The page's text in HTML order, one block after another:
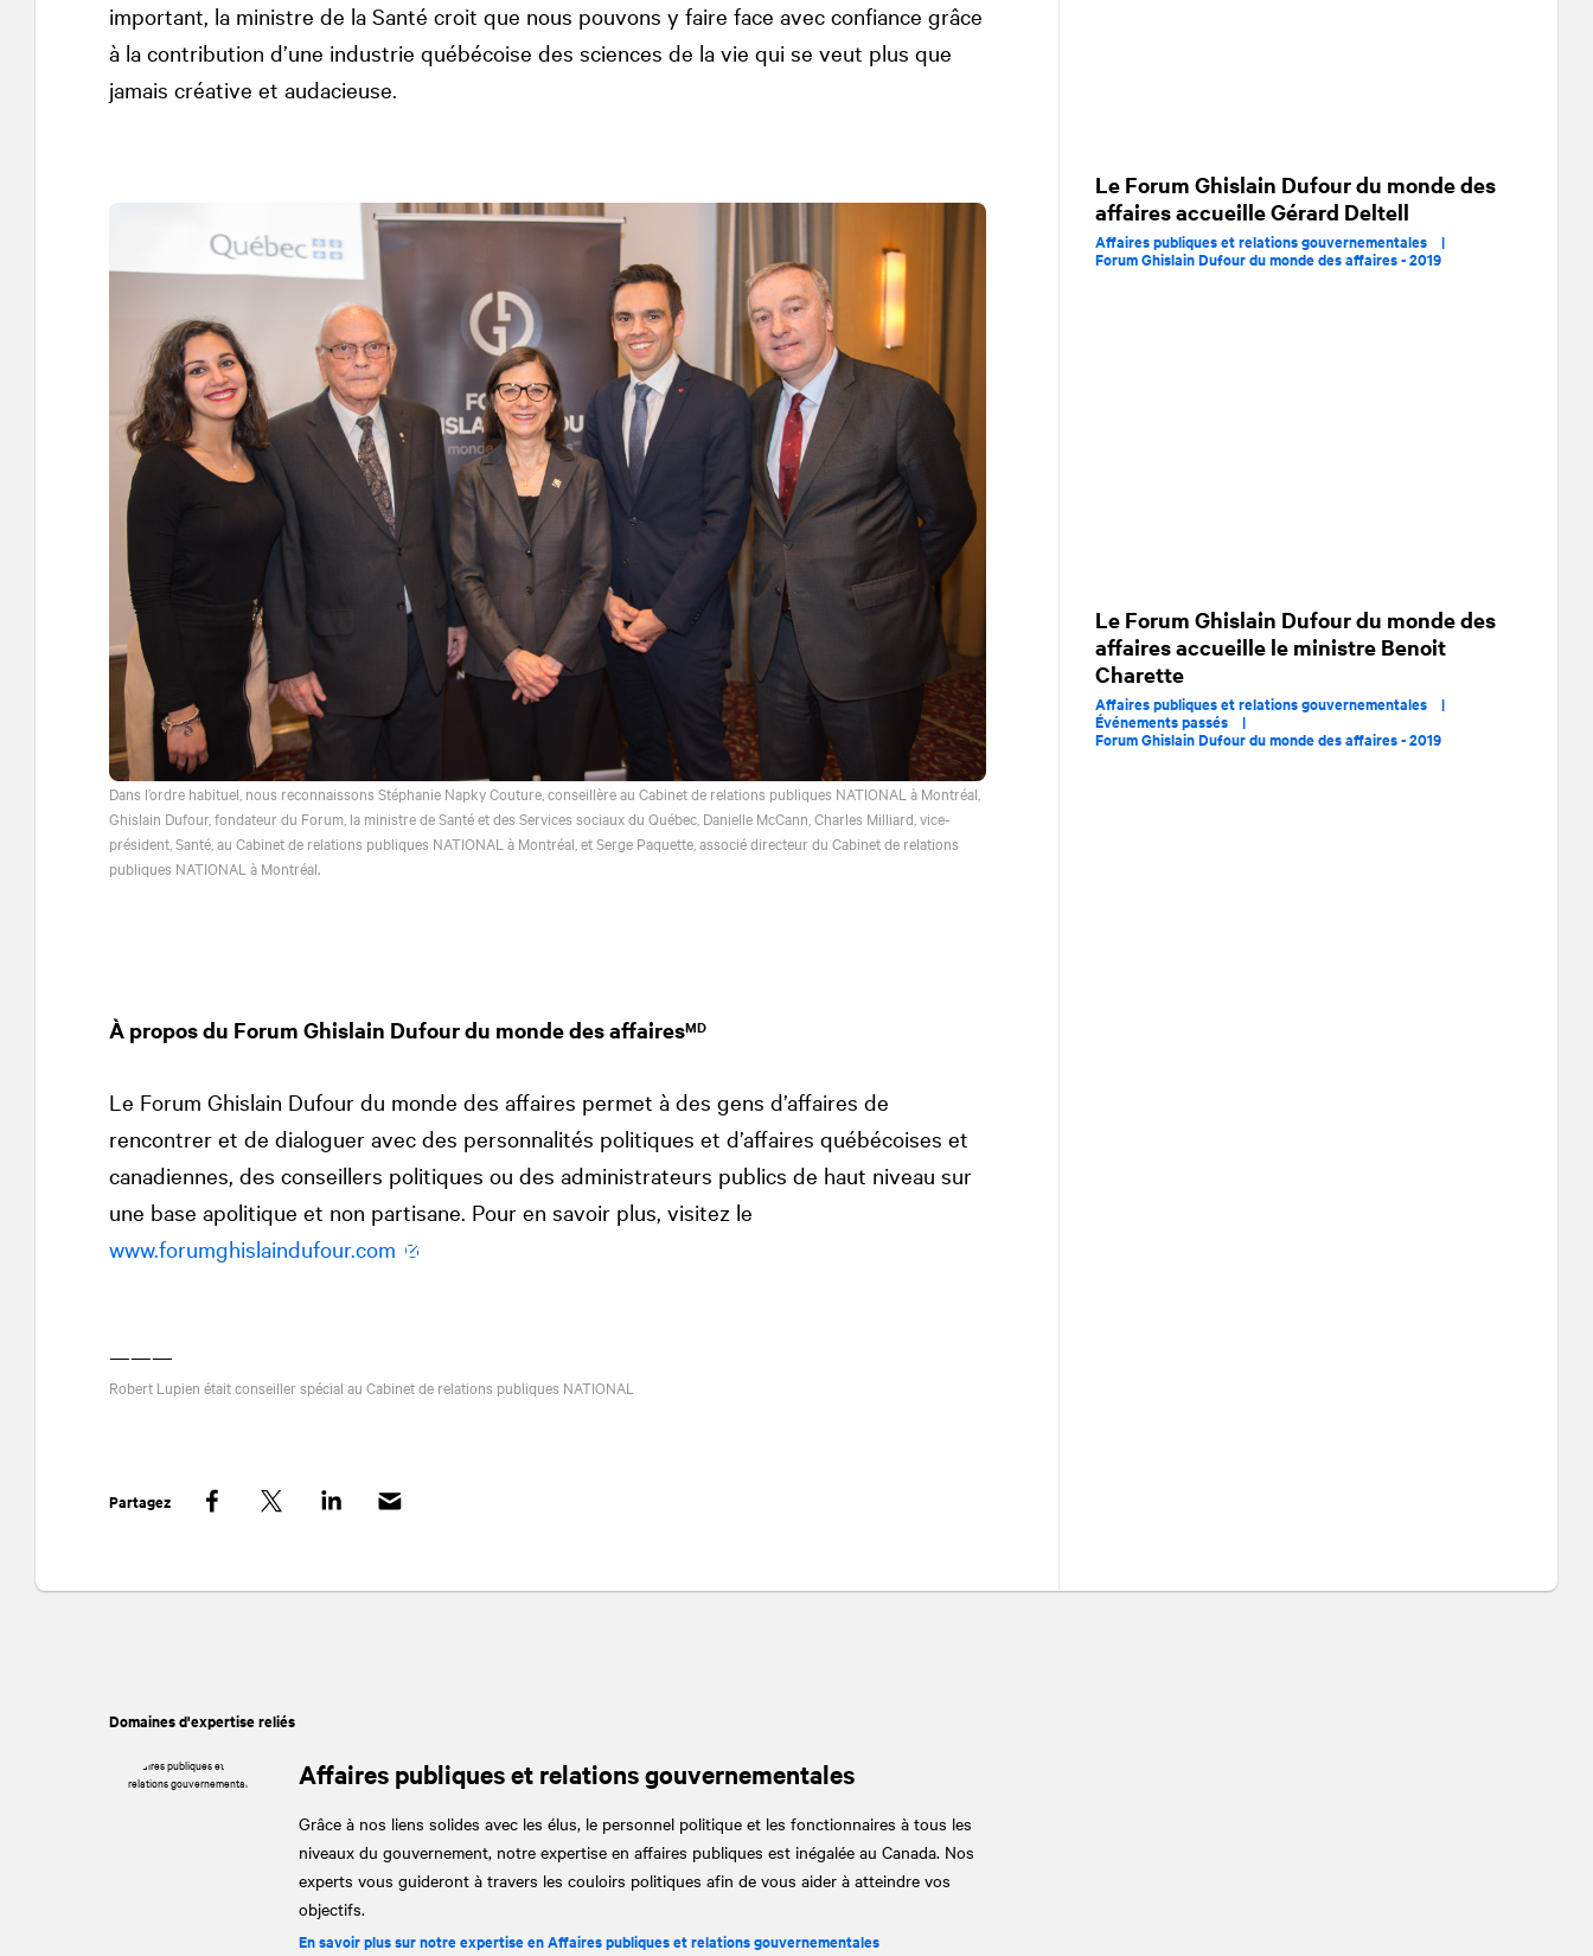
important, la ministre de la Santé croit que nous pouvons y faire face avec confiance grâce
à la contribution d’une industrie québécoise des sciences de la vie qui se veut plus que
jamais créative et audacieuse.
Dans l’ordre habituel, nous reconnaissons Stéphanie Napky Couture, conseillère au Cabinet de relations publiques NATIONAL à Montréal,
Ghislain Dufour, fondateur du Forum, la ministre de Santé et des Services sociaux du Québec, Danielle McCann, Charles Milliard, vice-
président, Santé, au Cabinet de relations publiques NATIONAL à Montréal, et Serge Paquette, associé directeur du Cabinet de relations
publiques NATIONAL à Montréal.
À propos du Forum Ghislain Dufour du monde des affairesMD
Le Forum Ghislain Dufour du monde des affaires permet à des gens d’affaires de
rencontrer et de dialoguer avec des personnalités politiques et d’affaires québécoises et
canadiennes, des conseillers politiques ou des administrateurs publics de haut niveau sur
une base apolitique et non partisane. Pour en savoir plus, visitez le
www.forumghislaindufour.com
———
Robert Lupien était conseiller spécial au Cabinet de relations publiques NATIONAL
Partagez
Le Forum Ghislain Dufour du monde des
affaires accueille Gérard Deltell
Affaires publiques et relations gouvernementales |
Forum Ghislain Dufour du monde des affaires - 2019
Le Forum Ghislain Dufour du monde des
affaires accueille le ministre Benoit
Charette
Affaires publiques et relations gouvernementales |
Événements passés |
Forum Ghislain Dufour du monde des affaires - 2019
Domaines d'expertise reliés
Affaires publiques et relations gouvernementales
Grâce à nos liens solides avec les élus, le personnel politique et les fonctionnaires à tous les
niveaux du gouvernement, notre expertise en affaires publiques est inégalée au Canada. Nos
experts vous guideront à travers les couloirs politiques afin de vous aider à atteindre vos
objectifs.
En savoir plus sur notre expertise en Affaires publiques et relations gouvernementales